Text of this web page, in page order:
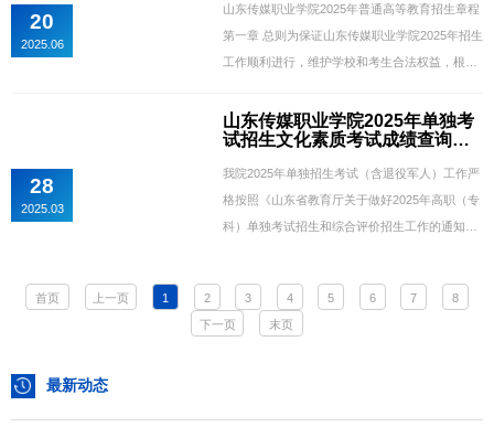
20
2025.06
山东传媒职业学院2025年普通高等教育招生章程
第一章 总则为保证山东传媒职业学院2025年招生
工作顺利进行，维护学校和考生合法权益，根据
等教育法》和教育部及山东省有关规定，结合山
东传媒职业学院招生工作的具体情况，制定本章
程。第一条 本章程适用于山东传媒职业学院2025
年普通高等教育招生工作。第二条 山东传媒职业
学院招生工作贯彻“公平竞争、公正选拔、公开程
28
2025.03
山东传媒职业学院2025年单独考
试招生文化素质考试成绩查询通
我院2025年单独招生考试（含退役军人）工作严
格按照《山东省教育厅关于做好2025年高职（专
科）单独考试招生和综合评价招生工作的通知》
单独招生考试文化素质考试成绩（含退役军人）
予以公示，公示期为2025年3月28日17:00-3月31
首页 上一页 1 2 3 4 5 6 7
8
下一页
末页
最新动态